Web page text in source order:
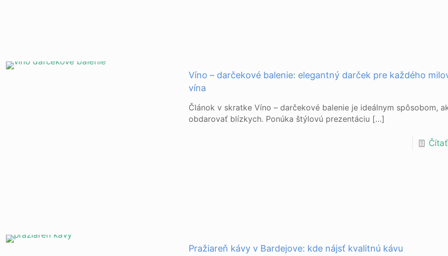
Víno – darčekové balenie: elegantný darček pre každého
vína
Článok v skratke Víno – darčekové balenie je ideálnym spôsobom,
obdarovať blízkych. Ponúka štýlovú prezentáciu […]
Pražiareň kávy v Bardejove: kde nájsť kvalitnú kávu